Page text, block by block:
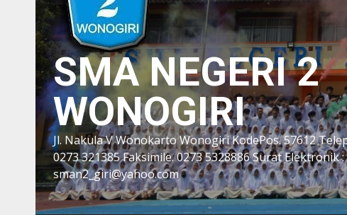
SMA NEGERI 2
WONOGIRI
Jl. Nakula V Wonokarto Wonogiri KodePos. 57612
0273 321385 Faksimile. 0273 5328886 Surat Elektronik :
sman2_giri@yahoo.com